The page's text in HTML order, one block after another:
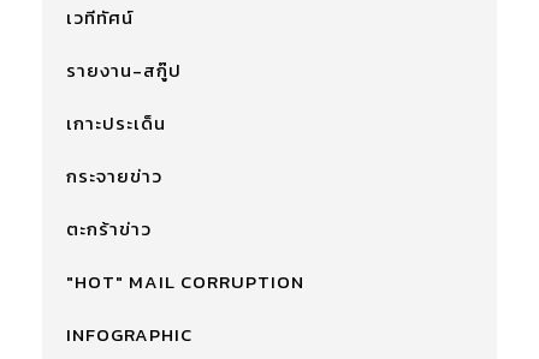
เวทีทัศน์
รายงาน-สกู๊ป
เกาะประเด็น
กระจายข่าว
ตะกร้าข่าว
"HOT" MAIL CORRUPTION
INFOGRAPHIC